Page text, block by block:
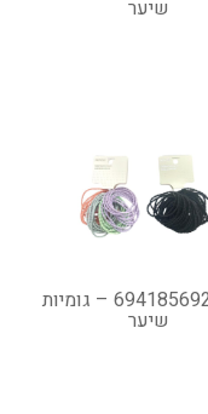
שיער
6941856929425 – גומיות
שיער